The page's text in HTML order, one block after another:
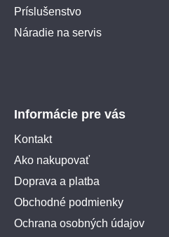
Príslušenstvo
Náradie na servis
Informácie pre vás
Kontakt
Ako nakupovať
Doprava a platba
Obchodné podmienky
Ochrana osobných údajov